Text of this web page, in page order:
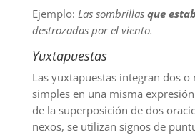
Ejemplo: Las sombrillas que
destrozadas por el viento.
Yuxtapuestas
Las yuxtapuestas integran dos o
simples en una misma
de la superposición de dos
nexos, se utilizan signos de